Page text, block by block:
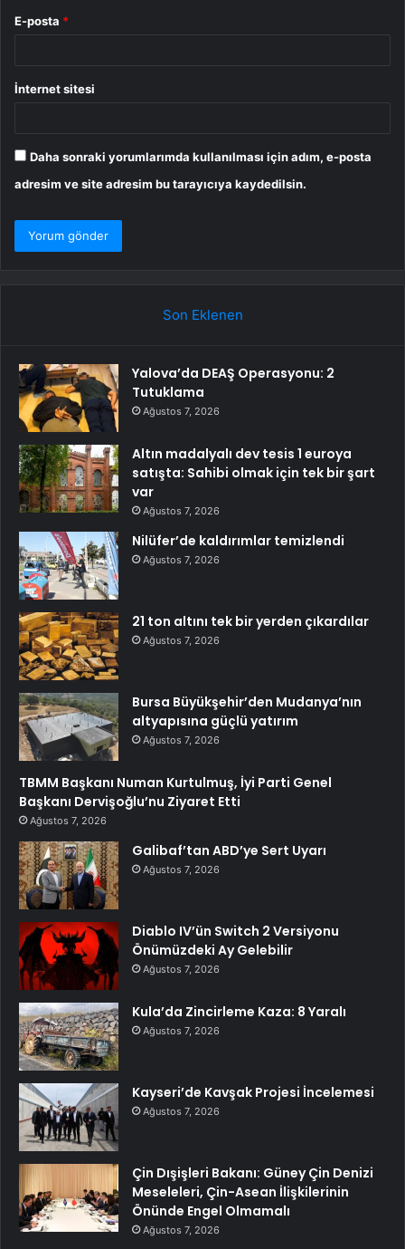
E-posta *
İnternet sitesi
Daha sonraki yorumlarımda kullanılması için adım, e-posta
adresim ve site adresim bu tarayıcıya kaydedilsin.
Son Eklenen
Yalova’da DEAŞ Operasyonu: 2
Tutuklama
Ağustos 7, 2026
Altın madalyalı dev tesis 1 euroya
satışta: Sahibi olmak için tek bir şart
var
Ağustos 7, 2026
Nilüfer’de kaldırımlar temizlendi
Ağustos 7, 2026
21 ton altını tek bir yerden çıkardılar
Ağustos 7, 2026
Bursa Büyükşehir’den Mudanya’nın
altyapısına güçlü yatırım
Ağustos 7, 2026
TBMM Başkanı Numan Kurtulmuş, İyi Parti Genel
Başkanı Dervişoğlu’nu Ziyaret Etti
Ağustos 7, 2026
Galibaf’tan ABD’ye Sert Uyarı
Ağustos 7, 2026
Diablo IV’ün Switch 2 Versiyonu
Önümüzdeki Ay Gelebilir
Ağustos 7, 2026
Kula’da Zincirleme Kaza: 8 Yaralı
Ağustos 7, 2026
Kayseri’de Kavşak Projesi İncelemesi
Ağustos 7, 2026
Çin Dışişleri Bakanı: Güney Çin Denizi
Meseleleri, Çin-Asean İlişkilerinin
Önünde Engel Olmamalı
Ağustos 7, 2026